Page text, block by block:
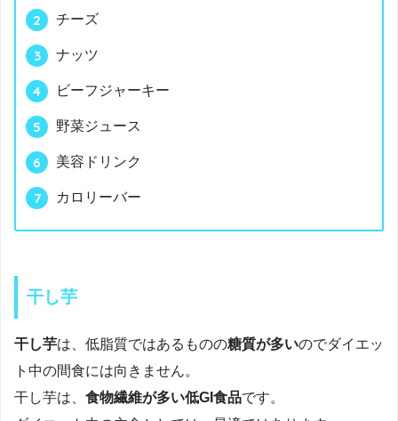
チーズ
ナッツ
ビーフジャーキー
野菜ジュース
美容ドリンク
カロリーバー
干し芋
干し芋は、低脂質ではあるものの糖質が多いのでダイエッ
ト中の間食には向きません。
干し芋は、 食物繊維が多い低GI食品です。